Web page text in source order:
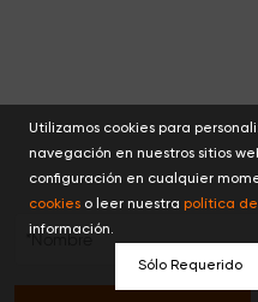
Utilizamos cookies para
navegación en nuestros sitios
configuración en cualquier
cookies o leer nuestra política
información.
Sólo Requerido